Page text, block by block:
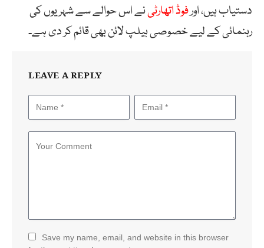
دستیاب ہیں، اورفوڈ اتھارٹینے اس حوالے سے شہریوں کی
رہنمائی کے لیے خصوصی ہیلپ لائن بھی قائم کر دی ہے۔
LEAVE A REPLY
Save my name, email, and website in this browser